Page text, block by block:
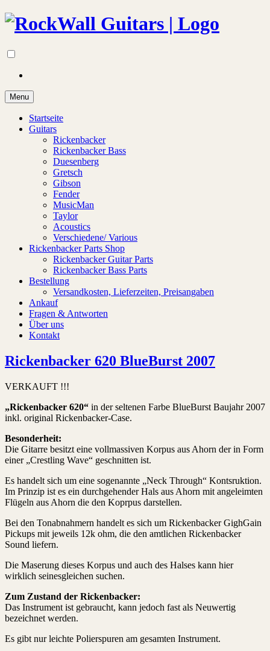
Menu
Startseite
Guitars
Rickenbacker
Rickenbacker Bass
Duesenberg
Gretsch
Gibson
Fender
MusicMan
Taylor
Acoustics
Verschiedene/ Various
Rickenbacker Parts Shop
Rickenbacker Guitar Parts
Rickenbacker Bass Parts
Bestellung
Versandkosten, Lieferzeiten, Preisangaben
Ankauf
Fragen & Antworten
Über uns
Kontakt
Rickenbacker 620 BlueBurst 2007
VERKAUFT !!!
„Rickenbacker 620“ in der seltenen Farbe BlueBurst Baujahr 2007
inkl. original Rickenbacker-Case.
Besonderheit:
Die Gitarre besitzt eine vollmassiven Korpus aus Ahorn der in Form
einer „Crestling Wave“ geschnitten ist.
Es handelt sich um eine sogenannte „Neck Through“ Kontsruktion.
Im Prinzip ist es ein durchgehender Hals aus Ahorn mit angeleimten
Flügeln aus Ahorn die den Koprpus darstellen.
Bei den Tonabnahmern handelt es sich um Rickenbacker GighGain
Pickups mit jeweils 12k ohm, die den amtlichen Rickenbacker
Sound liefern.
Die Maserung dieses Korpus und auch des Halses kann hier
wirklich seinesgleichen suchen.
Zum Zustand der Rickenbacker:
Das Instrument ist gebraucht, kann jedoch fast als Neuwertig
bezeichnet werden.
Es gibt nur leichte Polierspuren am gesamten Instrument.